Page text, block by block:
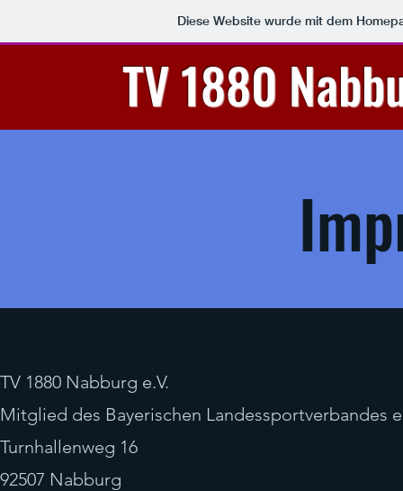
Diese Website wurde mit dem
TV 1880
TV 1880 Nabburg e.V.
Mitglied des Bayerischen Landessportverbandes
Turnhallenweg 16
92507 Nabburg